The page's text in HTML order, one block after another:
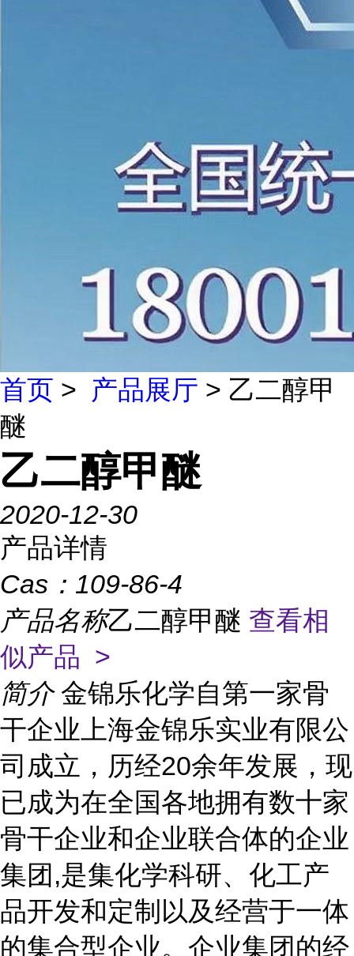
首页 > 产品展厅 > 乙二醇甲
醚
乙二醇甲醚
2020-12-30
产品详情
Cas： 109-86-4
产品名称乙二醇甲醚 查看相
似产品 >
简介 金锦乐化学自第一家骨
干企业上海金锦乐实业有限公
司成立，历经20余年发展，现
已成为在全国各地拥有数十家
骨干企业和企业联合体的企业
集团,是集化学科研、化工产
品开发和定制以及经营于一体
的集合型企业。企业集团的经